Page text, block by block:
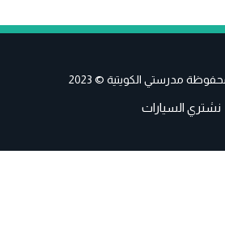
مدرستي الكويتية © 2023
نشتري السيارات